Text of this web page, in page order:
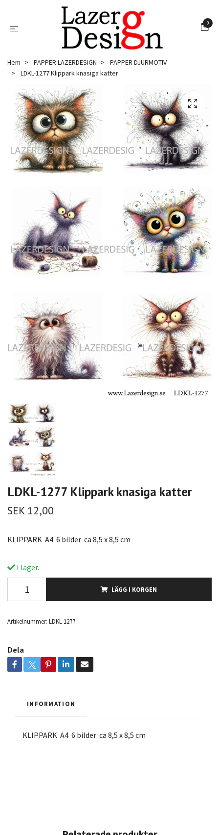
0
Hem PAPPER LAZERDESIGN
PAPPER DJURMOTIV
LDKL-1277 Klippark knasiga katter
LDKL-1277 Klippark knasiga katter
SEK 12,00
KLIPPARK A4 6 bilder ca 8,5 x 8,5 cm
I lager.
LÄGG I KORGEN
Artikelnummer: LDKL-1277
Dela
INFORMATION
KLIPPARK A4 6 bilder ca 8,5 x 8,5 cm